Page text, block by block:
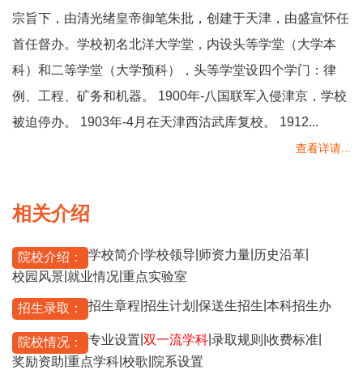
宗旨下，由清光绪皇帝御笔朱批，创建于天津，由盛宣怀任
首任督办。学校初名北洋大学堂，内设头等学堂（大学本
科）和二等学堂（大学预科），头等学堂设四个学门：律
例、工程、矿务和机器。 1900年-八国联军入侵津京，学校
被迫停办。 1903年-4月在天津西沽武库复校。 1912...
查看详请...
相关介绍
院校介绍： 学校简介 学校领导 师资力量 历史沿革
校园风景 就业情况 重点实验室
招生录取： 招生章程 招生计划 保送生招生 本科招生办
院校情况： 专业设置 双一流学科 录取规则 收费标准
奖励资助 重点学科 校歌 院系设置